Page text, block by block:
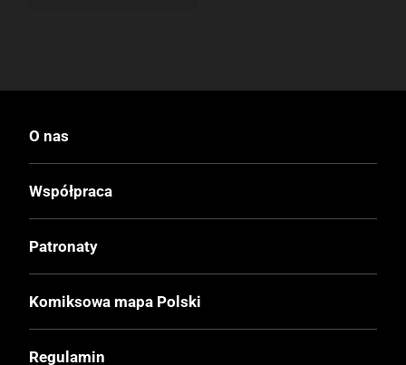
O nas
Współpraca
Patronaty
Komiksowa mapa Polski
Regulamin